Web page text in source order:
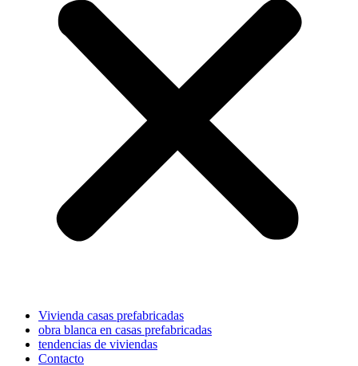
Vivienda casas prefabricadas
obra blanca en casas prefabricadas
tendencias de viviendas
Contacto